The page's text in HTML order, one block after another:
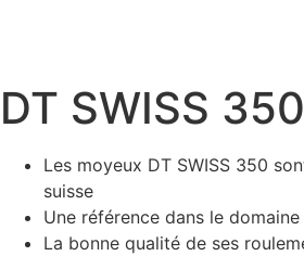
DT SWISS
Les moyeux DT SWISS 350
suisse
Une référence dans le
La bonne qualité de ses